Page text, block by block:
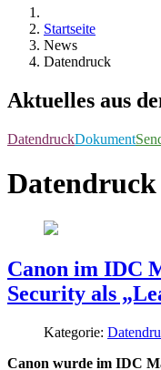
Startseite
News
Datendruck
Aktuelles aus
DatendruckDokument
Datendruck
Canon im IDC
Security als
Kategorie:
Canon wurde im IDC